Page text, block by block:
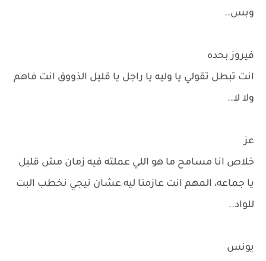
وبس..
فيروز بحده
انت تبطل تقولي يا وليه يا راجل يا قليل الذووق انت فاهم
ولا لا..
عز
خلاص انا مسامح ما هو اللي عملته فيه زمان مش قليل
يا جماعه، المهم انت عازمنا ليه عشان نيجي نخطب البت
للواد..
يونس